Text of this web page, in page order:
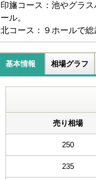
印旛コース：池やグラ
ール。
北コース：９ホールで
基本情報 相場グラフ
売り相場
250
235